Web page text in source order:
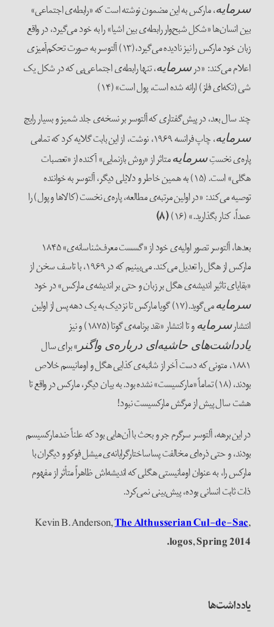
سرمایه، مارکس به این مضمون نوشته است که «رابطه‌ی اجتماعی»
بین انسان‌ها «شکل شبح‌وار رابطه‌ی بین اشیا» را به خود می‌گیرد، در واقع
زبان خود مارکس را نیز نادیده می‌گیرد،(۱۳) آلتوسر به صورت تحکم‌آمیزی
اعلام می‌کند: «درسرمایه، تنها رابطه‌ی اجتماعی‌یی که در شکل یک
شی (تکه‌ای فلز) ارائه شده است، پول است» (۱۴)
چند سال بعد، در پیش‌گفتاری که آلتوسر بر نسخه‌ی جلد شمیز و بسیار رایج
سرمایه
، چاپ فرانسه ۱۹۶۹، نوشت، از این بابت گلایه کرد که تمامی
پاره‌ی نخستِسرمایهمتاثر از «روش بازنمایی» آکنده از «تعصبات
هگلی» است. (۱۵) به همین خاطر و دلایلی دیگر، آلتوسر به خواننده
توصیه می‌کند: «در اولین مرتبه‌ی مطالعه، پاره‌ی نخست (کالاها و پول) را
عمداً، کنار بگذارید.» (۱۶)
(۸)
بعدها، آلتوسر تصور اولیه‌ی خود از «گسست معرف‌شناسانه‌ی» ۱۸۴۵
مارکس از هگل را تعدیل می‌کند. می‌بینیم که در ۱۹۶۹، با تاسف سخن از
«بقایای تاثیر اندیشه‌ی هگل بر زبان و حتی بر اندیشه‌ی مارکس» در خود
سرمایه
می‌گوید.(۱۷) گویا مارکس تا نزدیک به یک دهه پس از اولین
انتشارسرمایه و تا انتشار «نقد برنامه‌ی گوتا (۱۸۷۵) و نیز
یادداشت‌های حاشیه‌ای درباره‌ی واگنر » برای سال
۱۸۸۱، متونی که دست آخر از شائبه‌ی کذایی هگل و اومانیسم خلاص
بودند، (۱۸) تماماً «مارکسیست» نشده بود. به بیان دیگر، مارکس در واقع تا
هشت سال پیش از مرگش مارکسیست نبود!
در این برهه، آلتوسر سرگرم جر و بحث با آن‌هایی بود که علناً ضدمارکسیسم
بودند، و حتی ذره‌ای مخالفت پساساختارگرایانه‌ی میشل فوکو و دیگران با
مارکس را، به عنوان اومانیستی هگلی که اندیشه‌اش ظاهراً متأثر از مفهوم
ذات ثابت انسانی بوده، پیش‌بینی نمی‌کرد.
Kevin B. Anderson,The Althusserian Cul-de-Sac,
logos, Spring 2014.
یادداشت‌ها